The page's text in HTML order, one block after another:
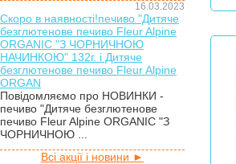
16.03.2023
Скоро в наявності!печиво "Дитяче
безглютенове печиво Fleur Alpine
ORGANIC "З ЧОРНИЧНОЮ
НАЧИНКОЮ" 132г. і Дитяче
безглютенове печиво Fleur Alpine
ORGAN
Повідомляємо про НОВИНКИ -
печиво "Дитяче безглютенове
печиво Fleur Alpine ORGANIC "З
ЧОРНИЧНОЮ ...
Всі акції і новини ►